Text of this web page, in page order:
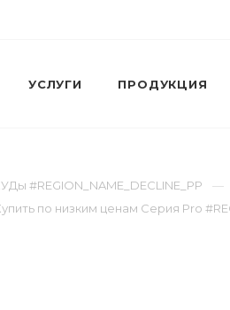
УСЛУГИ ПРОДУКЦИЯ
#REGION_NAME_DECLINE_PP
по низким ценам Серия Pro